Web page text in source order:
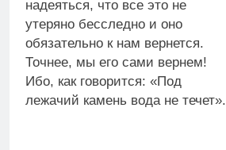
надеяться, что все это не
утеряно бесследно и оно
обязательно к нам вернется.
Точнее, мы его сами вернем!
Ибо, как говорится: «Под
лежачий камень вода не течет».